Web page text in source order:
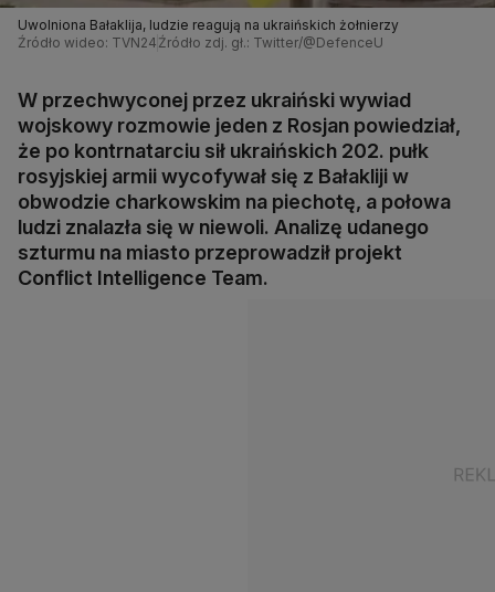
Uwolniona Bałaklija, ludzie reagują na ukraińskich żołnierzy
Źródło wideo: TVN24 Źródło zdj. gł.: Twitter/@DefenceU
W przechwyconej przez ukraiński wywiad
wojskowy rozmowie jeden z Rosjan powiedział,
że po kontrnatarciu sił ukraińskich 202. pułk
rosyjskiej armii wycofywał się z Bałakliji w
obwodzie charkowskim na piechotę, a połowa
ludzi znalazła się w niewoli. Analizę udanego
szturmu na miasto przeprowadził projekt
Conflict Intelligence Team.